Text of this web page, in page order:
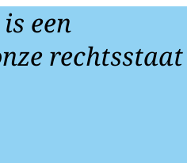
een
rechtsstaat